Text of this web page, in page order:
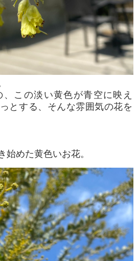
この淡い黄色が青空に映え
とする、そんな雰囲気の花を
始めた黄色いお花。